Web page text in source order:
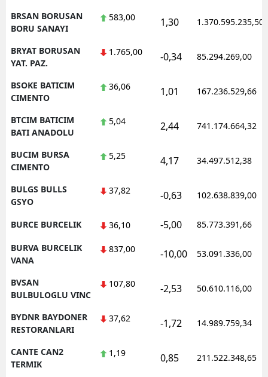
BRSAN BORUSAN
BORU SANAYI
583,00 1,30 1.370.595.235,50
BRYAT BORUSAN
YAT. PAZ.
1.765,00 -0,34 85.294.269,00
BSOKE BATICIM
CIMENTO
36,06 1,01 167.236.529,66
BTCIM BATICIM
BATI ANADOLU
5,04 2,44 741.174.664,32
BUCIM BURSA
CIMENTO
5,25 4,17 34.497.512,38
BULGS BULLS
GSYO
37,82 -0,63 102.638.839,00
BURCE BURCELIK 36,10 -5,00 85.773.391,66
BURVA BURCELIK
VANA
837,00 -10,00 53.091.336,00
BVSAN
BULBULOGLU VINC
107,80 -2,53 50.610.116,00
BYDNR BAYDONER
RESTORANLARI
37,62 -1,72 14.989.759,34
CANTE CAN2
TERMIK
1,19 0,85 211.522.348,65